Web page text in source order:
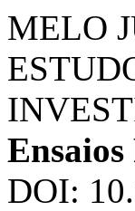
MELO
Ensaios
DOI: